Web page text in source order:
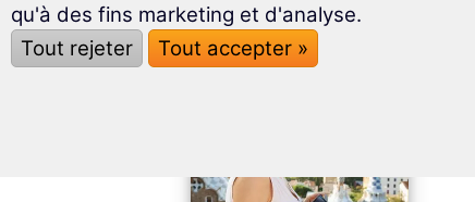
qu'à des fins marketing et d'analyse.
Tout rejeter
Tout accepter »